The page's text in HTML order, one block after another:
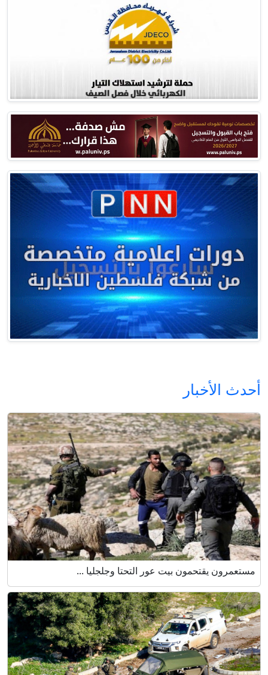
أحدث الأخبار
مستعمرون يقتحمون بيت عور التحتا وجلجليا ...